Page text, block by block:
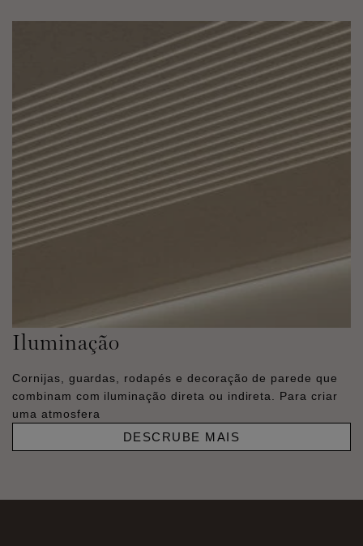
Iluminação
Cornijas, guardas, rodapés e decoração de parede que
combinam com iluminação direta ou indireta. Para criar
uma atmosfera
DESCRUBE MAIS